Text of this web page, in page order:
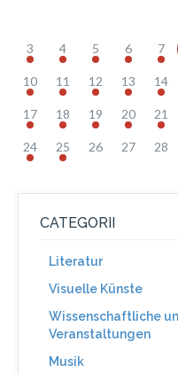
3 4 5 6 7
10 11 12 13 14
17 18 19 20 21
24 25 26 27 28
CATEGORII
Literatur
Visuelle Künste
Wissenschaftliche
Veranstaltungen
Musik